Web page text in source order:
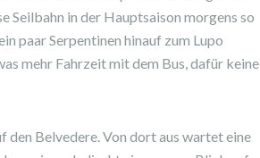
Seilbahn in der Hauptsaison morgens so
paar Serpentinen hinauf zum Lupo
mehr Fahrzeit mit dem Bus, dafür keine
den Belvedere. Von dort aus wartet eine